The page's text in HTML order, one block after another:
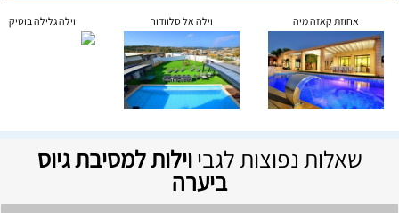
אחוזת קאזה מיה וילה אל סלוודור וילה גלילה בוטיק
שאלות נפוצות לגביוילות למסיבת גיוס
ביערה